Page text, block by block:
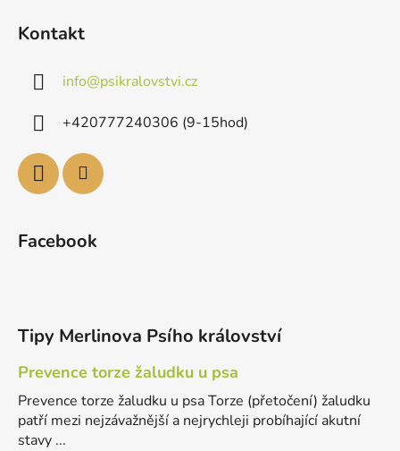
Kontakt
info@psikralovstvi.cz
+420777240306 (9-15hod)
Facebook
Tipy Merlinova Psího království
Prevence torze žaludku u psa
Prevence torze žaludku u psa Torze (přetočení) žaludku
patří mezi nejzávažnější a nejrychleji probíhající akutní
stavy ...